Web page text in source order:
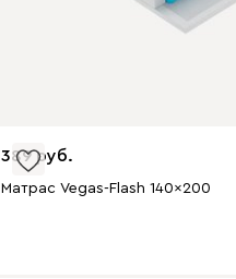
389
Матрас Vegas-Flash 140x200